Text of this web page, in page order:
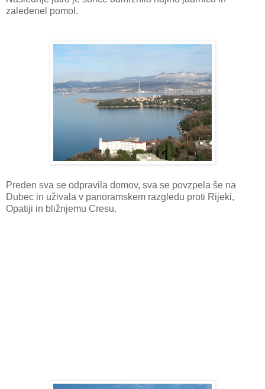
zaledenel pomol.
Preden sva se odpravila domov, sva se povzpela še na
Dubec in uživala v panoramskem razgledu proti Rijeki,
Opatiji in bližnjemu Cresu.